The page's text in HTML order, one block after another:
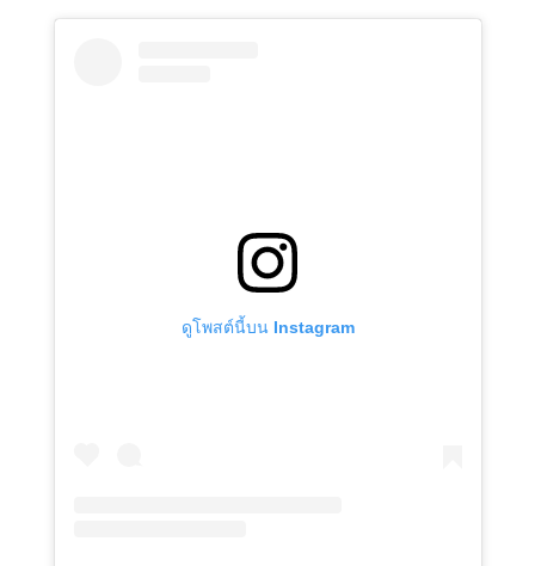
ดูโพสต์นี้บน Instagram